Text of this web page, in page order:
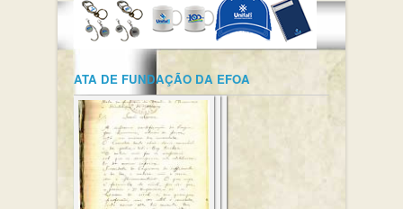
ATA DE FUNDAÇÃO DA EFOA